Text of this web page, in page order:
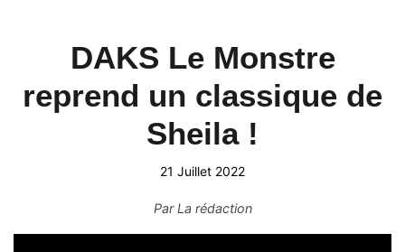
DAKS Le Monstre
reprend un classique de
Sheila !
21 Juillet 2022
ParLa rédaction